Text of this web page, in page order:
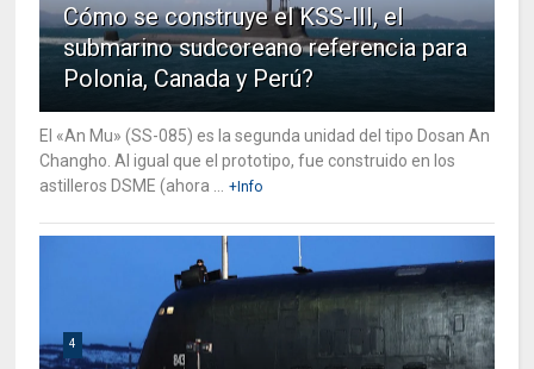
Cómo se construye el KSS-III, el
submarino sudcoreano referencia para
Polonia, Canada y Perú?
El «An Mu» (SS-085) es la segunda unidad del tipo Dosan An
Changho. Al igual que el prototipo, fue construido en los
astilleros DSME (ahora ...
+Info
4